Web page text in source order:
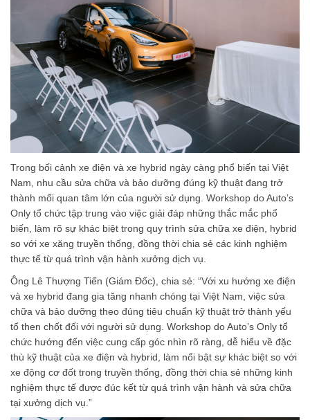
Trong bối cảnh xe điện và xe hybrid ngày càng phổ biến tại Việt
Nam, nhu cầu sửa chữa và bảo dưỡng đúng kỹ thuật đang trở
thành mối quan tâm lớn của người sử dụng. Workshop do Auto’s
Only tổ chức tập trung vào việc giải đáp những thắc mắc phổ
biến, làm rõ sự khác biệt trong quy trình sửa chữa xe điện, hybrid
so với xe xăng truyền thống, đồng thời chia sẻ các kinh nghiệm
thực tế từ quá trình vận hành xưởng dịch vụ.
Ông Lê Thượng Tiến (Giám Đốc), chia sẻ: “Với xu hướng xe điện
và xe hybrid đang gia tăng nhanh chóng tại Việt Nam, việc sửa
chữa và bảo dưỡng theo đúng tiêu chuẩn kỹ thuật trở thành yếu
tố then chốt đối với người sử dụng. Workshop do Auto’s Only tổ
chức hướng đến việc cung cấp góc nhìn rõ ràng, dễ hiểu về đặc
thù kỹ thuật của xe điện và hybrid, làm nổi bật sự khác biệt so với
xe động cơ đốt trong truyền thống, đồng thời chia sẻ những kinh
nghiệm thực tế được đúc kết từ quá trình vận hành và sửa chữa
tại xưởng dịch vụ.”